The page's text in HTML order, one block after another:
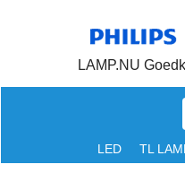
LAMP.NU
LED TL